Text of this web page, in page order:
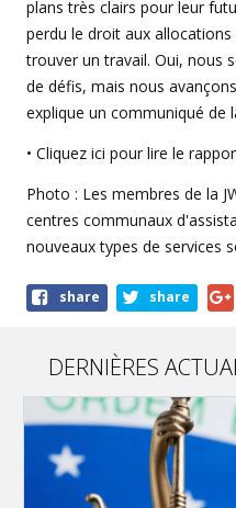
plans très clairs pour leur
perdu le droit aux
trouver un travail. Oui, nous
de défis, mais nous
explique un communiqué de
• Cliquez ici pour lire le
Photo : Les membres de la
centres communaux
nouveaux types de services
Shareshare share
DERNIÈRES